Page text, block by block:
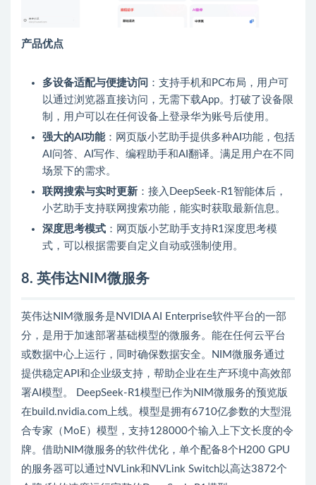
产品优点
多设备适配与便捷访问
：支持手机和PC布局，用户可
以通过浏览器直接访问，无需下载App。打破了设备限
制，用户可以在任何设备上登录华为账号后使用。
强大的AI功能：网页版小艺助手提供多种AI功能，包括
AI问答、AI写作、编程助手和AI翻译。满足用户在不同
场景下的需求。
联网搜索与实时更新 ：接入DeepSeek-R1智能体后，
小艺助手支持联网搜索功能，能实时获取最新信息。
深度思考模式 ：网页版小艺助手支持R1深度思考模
式，可以根据需要自定义自动或强制使用。
8. 英伟达NIM微服务
英伟达NIM微服务是NVIDIA AI Enterprise软件平台的一部
分，是用于加速部署基础模型的微服务。能在任何云平台
或数据中心上运行，同时确保数据安全。NIM微服务通过
提供稳定API和企业级支持，帮助企业在生产环境中高效部
署AI模型。 DeepSeek-R1模型已作为NIM微服务的预览版
在build.nvidia.com上线。模型是拥有6710亿参数的大型混
合专家（MoE）模型，支持128000个输入上下文长度的令
牌。借助NIM微服务的软件优化，单个配备8个H200 GPU
的服务器可以通过NVLink和NVLink Switch以高达3872个